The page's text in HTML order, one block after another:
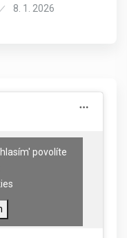
8. 1. 2026
povolíte